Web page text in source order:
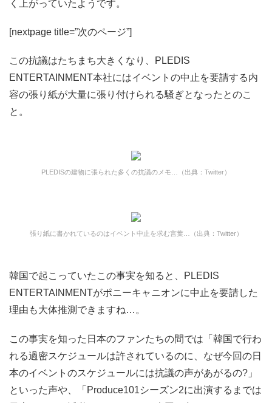
く上がっていたようです。
[nextpage title=”次のページ”]
この抗議はたちまち大きくなり、PLEDIS
ENTERTAINMENT本社にはイベントの中止を要請する内
容の張り紙が大量に張り付けられる騒ぎとなったとのこ
と。
PLEDISの建物に張られた多くの抗議のメモ…（出典：Twitter）
張り紙に書かれているのはイベント中止を求む言葉…（出典：Twitter）
韓国で起こっていたこの事実を知ると、PLEDIS
ENTERTAINMENTがポニーキャニオンに中止を要請した
理由も大体推測できますね…。
この事実を知った日本のファンたちの間では「韓国で行わ
れる過密スケジュールは許されているのに、なぜ今回の日
本のイベントのスケジュールには抗議の声があがるの?」
といった声や、「Produce101シーズン2に出演するまでは